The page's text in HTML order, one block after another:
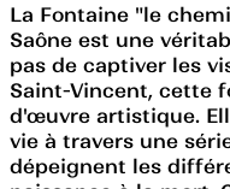
La Fontaine "le
Saône est une
pas de captiver les
Saint-Vincent, cette
d'œuvre artistique.
vie à travers une
dépeignent les